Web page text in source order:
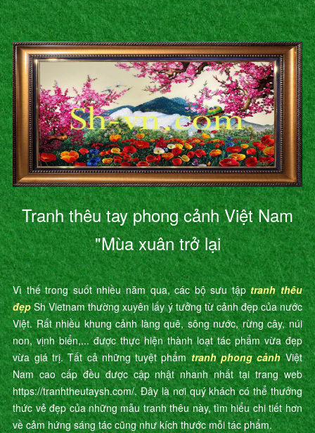
Tranh thêu tay phong cảnh Việt Nam
"Mùa xuân trở lại
Vì thế trong suốt nhiều năm qua, các bộ sưu tậptranh thêu
đẹpSh Vietnam thường xuyên lấy ý tưởng từ cảnh đẹp của nước
Việt. Rất nhiều khung cảnh làng quê, sông nước, rừng cây, núi
non, vịnh biển,... được thực hiện thành loạt tác phẩm vừa đẹp
vừa giá trị. Tất cả những tuyệt phẩmtranh phong cảnhViệt
Nam cao cấp đều được cập nhật nhanh nhất tại trang web
https://tranhtheutaysh.com/. Đây là nơi quý khách có thể thưởng
thức vẻ đẹp của những mẫu tranh thêu này, tìm hiểu chi tiết hơn
về cảm hứng sáng tác cũng như kích thước mỗi tác phẩm.